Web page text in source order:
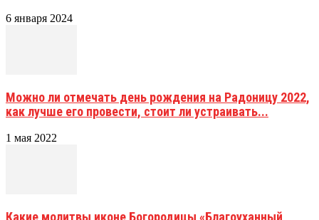
6 января 2024
Можно ли отмечать день рождения на Радоницу 2022,
как лучше его провести, стоит ли устраивать...
1 мая 2022
Какие молитвы иконе Богородицы «Благоуханный